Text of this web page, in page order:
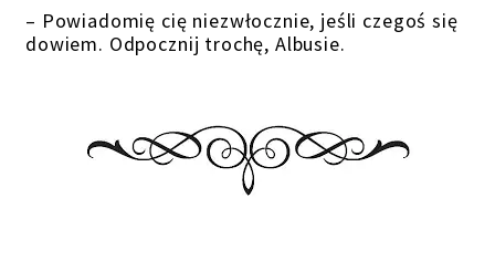
– Powiadomię cię niezwłocznie, jeśli czegoś się
dowiem. Odpocznij trochę, Albusie.